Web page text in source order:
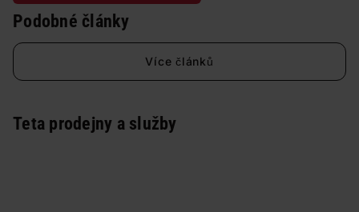
Podobné články
Více článků
Teta prodejny a služby